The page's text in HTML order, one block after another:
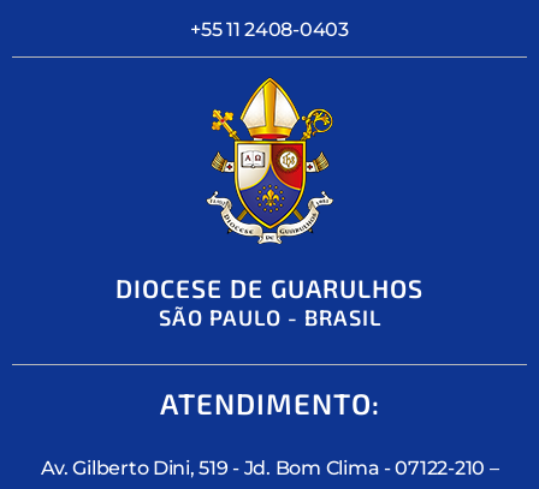
+55 11 2408-0403
DIOCESE DE GUARULHOS
SÃO PAULO - BRASIL
ATENDIMENTO:
Av. Gilberto Dini, 519 - Jd. Bom Clima - 07122-210 –